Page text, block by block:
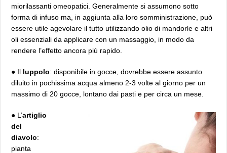
miorilassanti omeopatici. Generalmente si assumono sotto
forma di infuso ma, in aggiunta alla loro somministrazione, può
essere utile agevolare il tutto utilizzando olio di mandorle e altri
oli essenziali da applicare con un massaggio, in modo da
rendere l’effetto ancora più rapido.
● Il luppolo: disponibile in gocce, dovrebbe essere assunto
diluito in pochissima acqua almeno 2-3 volte al giorno per un
massimo di 20 gocce, lontano dai pasti e per circa un mese.
● L’artiglio
del
diavolo:
pianta